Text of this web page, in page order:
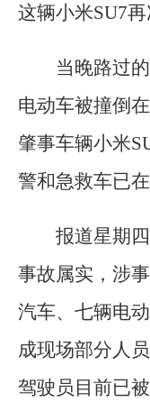
这辆小米SU7再
当晚路过
电动车被撞倒
肇事车辆小米
警和急救车已
报道星期
事故属实，涉
汽车、七辆电
成现场部分人
驾驶员目前已